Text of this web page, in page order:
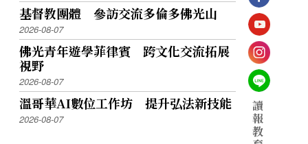
基督教團體 參訪交流多倫多佛光山
2026-08-07
佛光青年遊學菲律賓 跨文化交流拓展
視野
2026-08-07
溫哥華AI數位工作坊 提升弘法新技能
2026-08-07
讀
報
教